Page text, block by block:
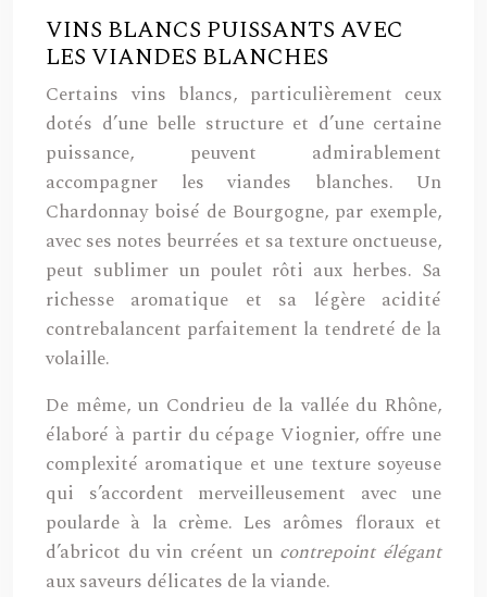
VINS BLANCS PUISSANTS AVEC
LES VIANDES BLANCHES
Certains vins blancs, particulièrement ceux
dotés d’une belle structure et d’une certaine
puissance, peuvent admirablement
accompagner les viandes blanches. Un
Chardonnay boisé de Bourgogne, par exemple,
avec ses notes beurrées et sa texture onctueuse,
peut sublimer un poulet rôti aux herbes. Sa
richesse aromatique et sa légère acidité
contrebalancent parfaitement la tendreté de la
volaille.
De même, un Condrieu de la vallée du Rhône,
élaboré à partir du cépage Viognier, offre une
complexité aromatique et une texture soyeuse
qui s’accordent merveilleusement avec une
poularde à la crème. Les arômes floraux et
d’abricot du vin créent un contrepoint élégant
aux saveurs délicates de la viande.